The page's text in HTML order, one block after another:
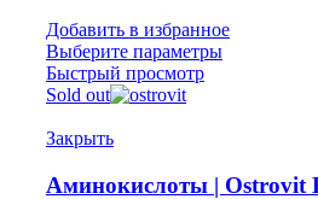
Добавить в избранное
Выберите параметры
Быстрый просмотр
Sold out
Закрыть
Аминокислоты | Ostrovit